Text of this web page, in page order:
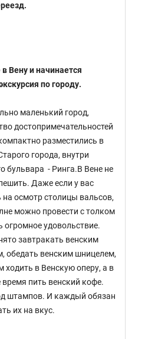
Вену и начинается
по городу.
маленький город,
достопримечательностей
разместились в
города, внутри
бульвара - Ринга.В Вене не
Даже если у вас
на осмотр столицы вальсов,
можно провести с толком
огромное удовольствие.
завтракать венским
обедать венским шницелем,
ходить в Венскую оперу, а в
время пить венский кофе.
штампов. И каждый обязан
их на вкус.